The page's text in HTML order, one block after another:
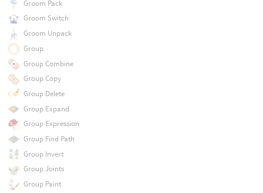
Groom Pack
Groom Switch
Groom Unpack
Group
Group Combine
Group Copy
Group Delete
Group Expand
Group Expression
Group Find Path
Group Invert
Group Joints
Group Paint